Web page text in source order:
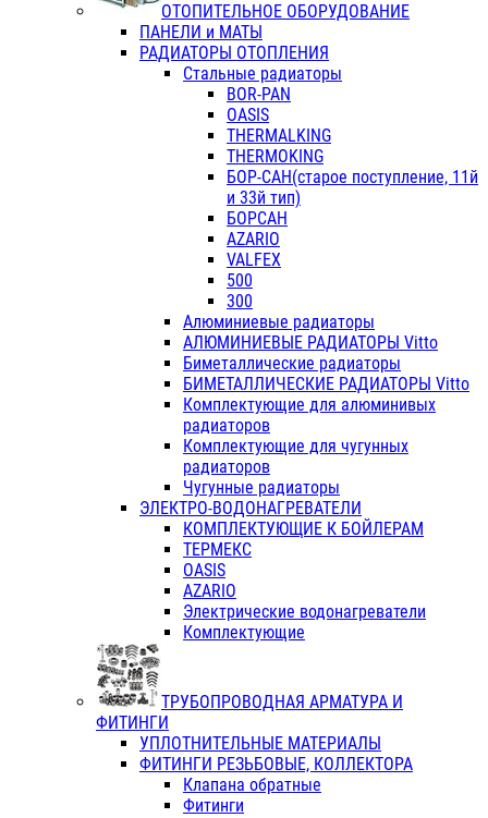
ОТОПИТЕЛЬНОЕ ОБОРУДОВАНИЕ
ПАНЕЛИ и МАТЫ
РАДИАТОРЫ ОТОПЛЕНИЯ
Стальные радиаторы
BOR-PAN
OASIS
THERMALKING
THERMOKING
БОР-САН(старое поступление, 11й
и 33й тип)
БОРСАН
AZARIO
VALFEX
500
300
Алюминиевые радиаторы
АЛЮМИНИЕВЫЕ РАДИАТОРЫ Vitto
Биметаллические радиаторы
БИМЕТАЛЛИЧЕСКИЕ РАДИАТОРЫ Vitto
Комплектующие для алюминивых
радиаторов
Комплектующие для чугунных
радиаторов
Чугунные радиаторы
ЭЛЕКТРО-ВОДОНАГРЕВАТЕЛИ
КОМПЛЕКТУЮЩИЕ К БОЙЛЕРАМ
ТЕРМЕКС
OASIS
AZARIO
Электрические водонагреватели
Комплектующие
ТРУБОПРОВОДНАЯ АРМАТУРА И
ФИТИНГИ
УПЛОТНИТЕЛЬНЫЕ МАТЕРИАЛЫ
ФИТИНГИ РЕЗЬБОВЫЕ, КОЛЛЕКТОРА
Клапана обратные
Фитинги